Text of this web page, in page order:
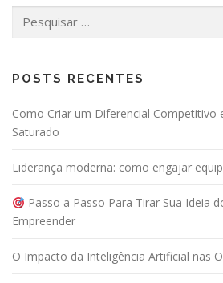
por:
POSTS RECENTES
Como Criar um Diferencial Competitivo
Saturado
Liderança moderna: como engajar
Passo a Passo Para Tirar Sua Ideia
Empreender
O Impacto da Inteligência Artificial nas